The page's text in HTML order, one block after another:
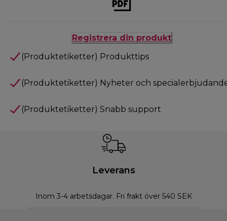
Registrera din produkt
(Produktetiketter) Produkttips
(Produktetiketter) Nyheter och
(Produktetiketter) Snabb support
Leverans
Inom 3-4 arbetsdagar. Fri frakt över 540 SEK